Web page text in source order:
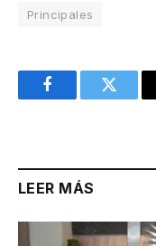
Principales
FacebookTwitter
LEER MÁS